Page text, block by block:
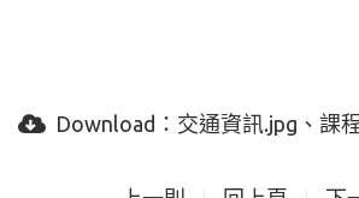
Download： 交通資訊.jpg 課